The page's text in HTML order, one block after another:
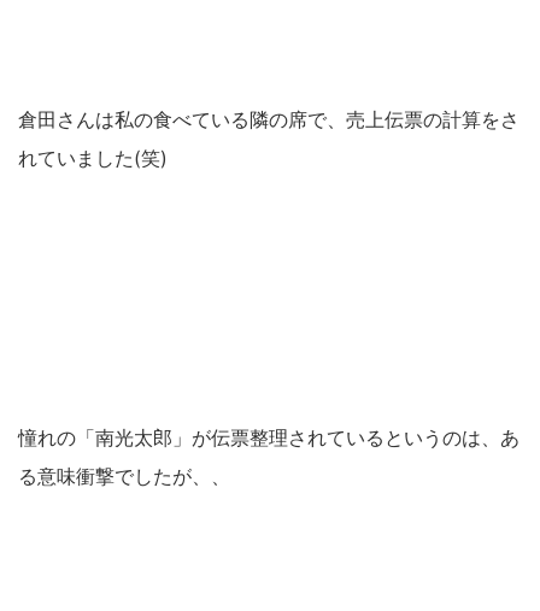
倉田さんは私の食べている隣の席で、売上伝票の計算をさ
れていました(笑)
憧れの「南光太郎」が伝票整理されているというのは、あ
る意味衝撃でしたが、、